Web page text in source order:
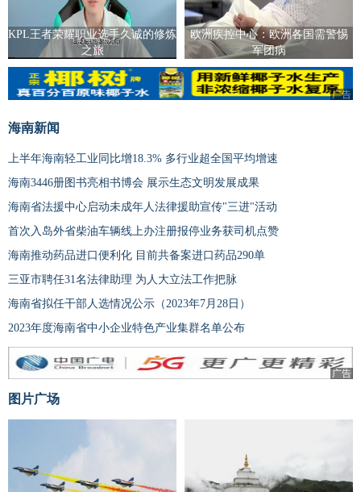
KPL王者荣耀职业选手久诚的修炼
之旅
欧洲疾控中心：欧洲各国需警惕
军团病
广告
广告
海南新闻
上半年海南轻工业同比增18.3% 多行业超全国平均增速
海南3446册图书亮相书博会 展示生态文明发展成果
海南省法援中心启动未成年人法律援助宣传"三进"活动
首次入岛外省柴油车辆线上办注册报停业务获司机点赞
海南推动药品进口便利化 目前共备案进口药品290单
三亚市聘任31名法律助理 为人大立法工作把脉
海南省拟任干部人选情况公示（2023年7月28日）
2023年度海南省中小企业特色产业集群名单公布
广告
图片广场